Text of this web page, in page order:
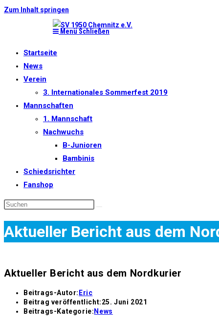
Zum Inhalt springen
Menü Schließen
Startseite
News
Verein
3. Internationales Sommerfest 2019
Mannschaften
1. Mannschaft
Nachwuchs
B-Junioren
Bambinis
Schiedsrichter
Fanshop
Aktueller Bericht aus dem
Aktueller Bericht aus dem Nordkurier
Beitrags-Autor: Eric
Beitrag veröffentlicht:25. Juni 2021
Beitrags-Kategorie: News